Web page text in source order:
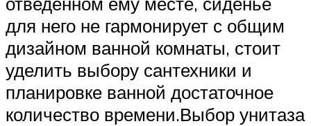
для него не гармонирует с общим
дизайном ванной комнаты, стоит
уделить выбору сантехники и
планировке ванной достаточное
количество времени.Выбор унитаза